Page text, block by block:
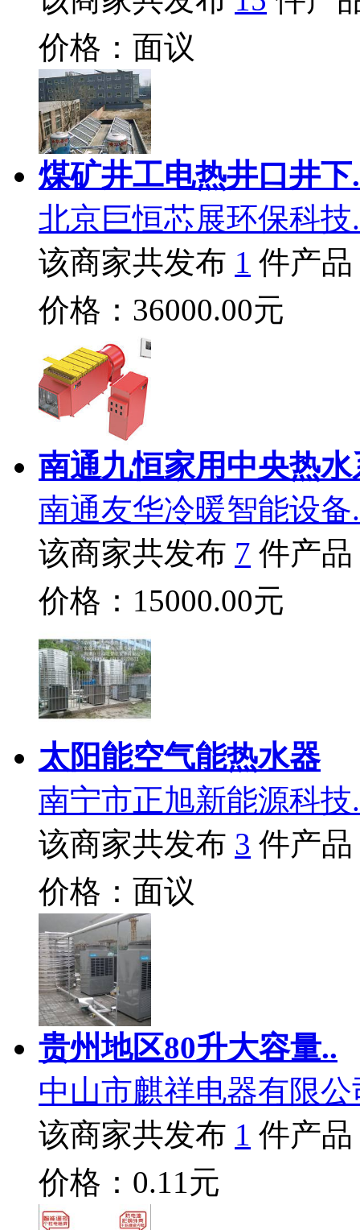
价格：面议
煤矿井工电热井口井下
北京巨恒芯展环保科技
该商家共发布 1 件产品
价格：36000.00元
南通九恒家用中央热水
南通友华冷暖智能设备
该商家共发布 7 件产品
价格：15000.00元
太阳能空气能热水器
南宁市正旭新能源科技
该商家共发布 3 件产品
价格：面议
贵州地区80升大容量..
中山市麒祥电器有限公
该商家共发布 1 件产品
价格：0.11元